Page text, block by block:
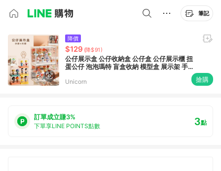
筆記
降價
$129 (降$91)
公仔展示盒 公仔收納盒 公仔盒 公仔展示櫃 扭
蛋公仔 泡泡瑪特 盲盒收納 模型盒 展示架 手辦
Unicorn 搶購
訂單成立賺3%
下單享LINE POINTS點數 3點